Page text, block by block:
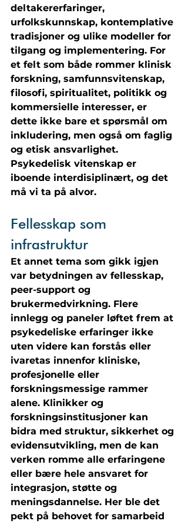
deltakererfaringer,
urfolkskunnskap, kontemplative
tradisjoner og ulike modeller for
tilgang og implementering. For
et felt som både rommer klinisk
forskning, samfunnsvitenskap,
filosofi, spiritualitet, politikk og
kommersielle interesser, er
dette ikke bare et spørsmål om
inkludering, men også om faglig
og etisk ansvarlighet.
Psykedelisk vitenskap er
iboende interdisiplinært, og det
må vi ta på alvor.
Fellesskap som
infrastruktur
Et annet tema som gikk igjen
var betydningen av fellesskap,
peer-support og
brukermedvirkning. Flere
innlegg og paneler løftet frem at
psykedeliske erfaringer ikke
uten videre kan forstås eller
ivaretas innenfor kliniske,
profesjonelle eller
forskningsmessige rammer
alene. Klinikker og
forskningsinstitusjoner kan
bidra med struktur, sikkerhet og
evidensutvikling, men de kan
verken romme alle erfaringene
eller bære hele ansvaret for
integrasjon, støtte og
meningsdannelse. Her ble det
pekt på behovet for samarbeid